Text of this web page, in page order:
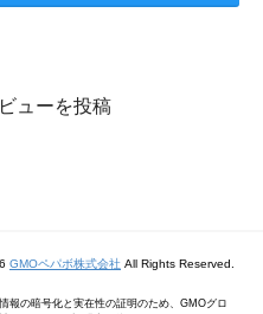
ューを投稿
GMOペパボ株式会社 All Rights Reserved.
報の暗号化と実在性の証明のため、GMOグロ